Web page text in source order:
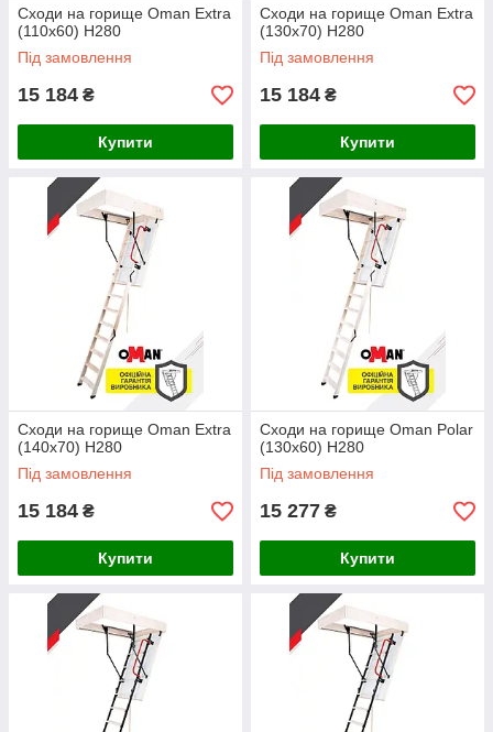
Сходи на горище Oman Extra
(110x60) H280
Під замовлення
15 184 ₴
Купити
Сходи на горище Oman Extra
(130x70) H280
Під замовлення
15 184 ₴
Купити
Сходи на горище Oman Extra
(140x70) H280
Під замовлення
15 184 ₴
Купити
Сходи на горище Oman Polar
(130x60) H280
Під замовлення
15 277 ₴
Купити